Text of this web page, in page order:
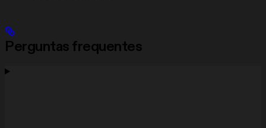
Perguntas frequentes